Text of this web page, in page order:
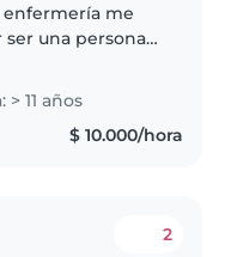
enfermería me
ser una persona
el cuidado de
brindar un
respetuoso..
11 años
$ 10.000/hora
2